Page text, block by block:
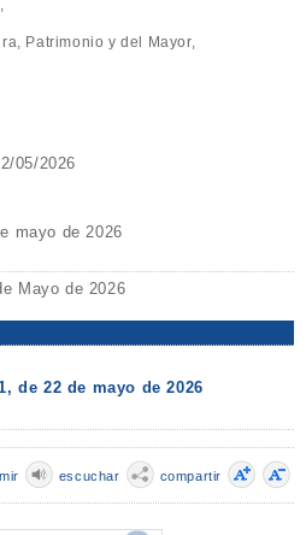
Patrimonio y del Mayor,
05/2026
mayo de 2026
Mayo de 2026
de 22 de mayo de 2026
compartir
escuchar